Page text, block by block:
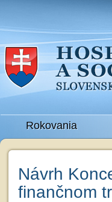
Rokovania
Návrh
finančnom